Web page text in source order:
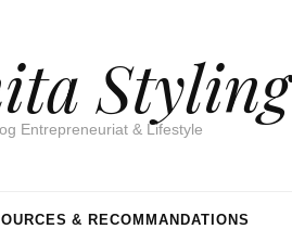
Styling
Entrepreneuriat & Lifestyle
& RECOMMANDATIONS